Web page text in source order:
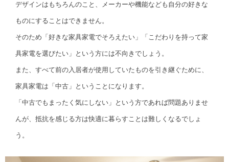
デザインはもちろんのこと、メーカーや機能なども自分の好きな
ものにすることはできません。
そのため「好きな家具家電でそろえたい」「こだわりを持って家
具家電を選びたい」という方には不向きでしょう。
また、すべて前の入居者が使用していたものを引き継ぐために、
家具家電は「中古」ということになります。
「中古でもまったく気にしない」という方であれば問題ありませ
んが、抵抗を感じる方は快適に暮らすことは難しくなるでしょ
う。